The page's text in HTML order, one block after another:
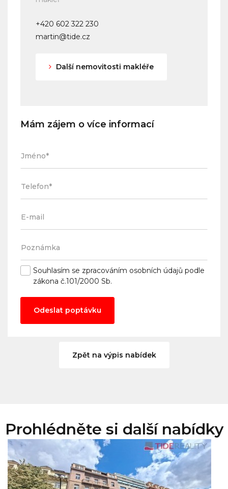
+420 602 322 230
martin@tide.cz
Další nemovitosti makléře
Mám zájem o více informací
Souhlasím se zpracováním osobních údajů podle
zákona č.101/2000 Sb.
Odeslat poptávku
Zpět na výpis nabídek
Prohlédněte si další nabídky